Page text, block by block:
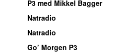
P3 med Mikkel Bagger
Natradio
Natradio
Go’ Morgen P3